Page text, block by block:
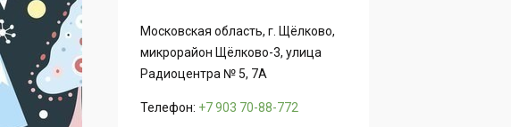
Московская область, г. Щёлково,
микрорайон Щёлково-3, улица
Радиоцентра № 5, 7А
Телефон: +7 903 70-88-772